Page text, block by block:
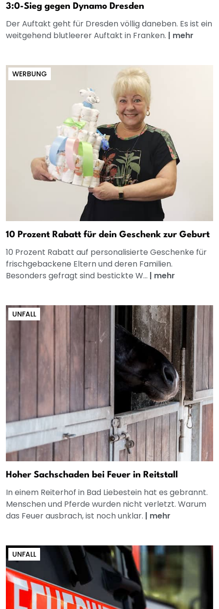
3:0-Sieg gegen Dynamo Dresden
Der Auftakt geht für Dresden völlig daneben. Es ist ein
weitgehend blutleerer Auftakt in Franken. | mehr
WERBUNG
10 Prozent Rabatt für dein Geschenk zur Geburt
10 Prozent Rabatt auf personalisierte Geschenke für
frischgebackene Eltern und deren Familien.
Besonders gefragt sind bestickte W... | mehr
UNFALL
Hoher Sachschaden bei Feuer in Reitstall
In einem Reiterhof in Bad Liebestein hat es gebrannt.
Menschen und Pferde wurden nicht verletzt. Warum
das Feuer ausbrach, ist noch unklar. | mehr
UNFALL